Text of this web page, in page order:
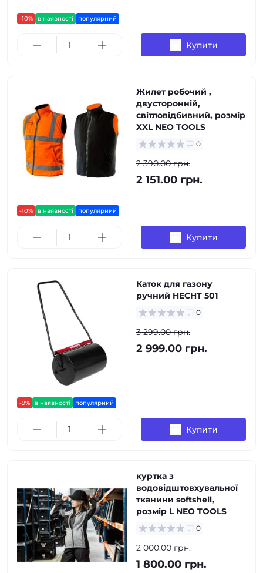
-10% в наявності популярний
Купити
-10% в наявності популярний
Жилет робочий ,
двусторонній,
світловідбивний, розмір
XXL NEO TOOLS
0
2 390.00 грн.
2 151.00 грн.
Купити
-9% в наявності популярний
Каток для газону
ручний HECHT 501
0
3 299.00 грн.
2 999.00 грн.
Купити
куртка з
водовідштовхувальної
тканини softshell,
розмір L NEO TOOLS
0
2 000.00 грн.
1 800.00 грн.